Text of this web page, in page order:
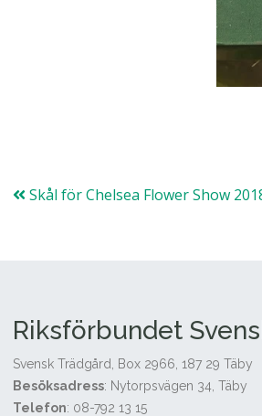
Skål för Chelsea Flower Show
Riksförbundet
Svensk Trädgård, Box 2966, 187 29 Täby
Besöksadress: Nytorpsvägen 34, Täby
Telefon: 08-792 13 15